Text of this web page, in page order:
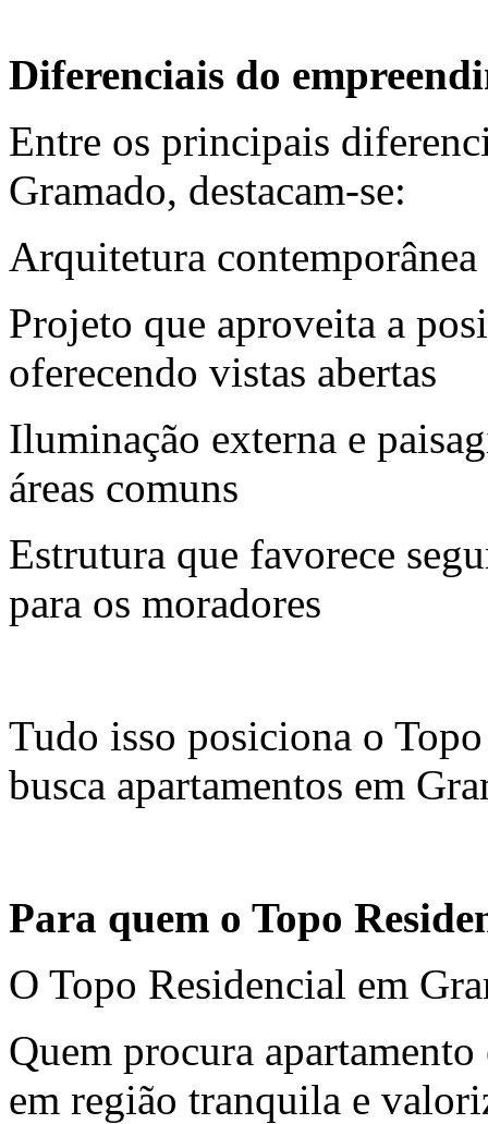
Diferenciais do
Entre os principais
Gramado, destacam-se:
Arquitetura
Projeto que aproveita a
oferecendo vistas abertas
Iluminação externa e
áreas comuns
Estrutura que favorece
para os moradores
Tudo isso posiciona o
busca apartamentos em
Para quem o Topo
O Topo Residencial em
Quem procura
em região tranquila e